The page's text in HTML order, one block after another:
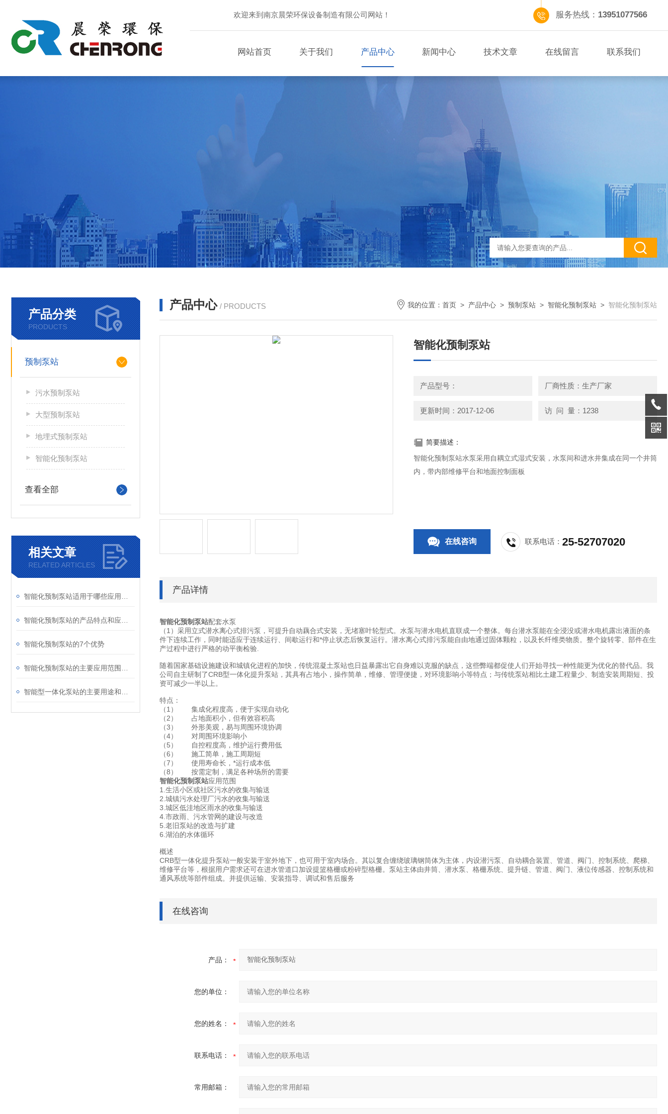
欢迎来到南京晨荣环保设备制造有限公司网站！ 服务热线： 13951077566
网站首页 关于我们 产品中心 新闻中心 技术文章 在线留言 联系我们
产品分类
PRODUCTS
预制泵站
污水预制泵站
大型预制泵站
地埋式预制泵站
智能化预制泵站
查看全部
相关文章
RELATED ARTICLES
智能化预制泵站的7个优势
产品中心 / PRODUCTS 我的位置： 首页 > 产品中心 > 预制泵站 > 智能化预制泵站 > 智能化预制泵站
智能化预制泵站
产品型号： 厂商性质：生产厂家
更新时间：2017-12-06 访 问 量：1238
简要描述：
智能化预制泵站水泵采用自耦立式湿式安装，水泵间和进水井集成在同一个井筒
内，带内部维修平台和地面控制面板
在线咨询 联系电话： 25-52707020
产品详情
智能化预制泵站配套水泵
（1）采用立式潜水离心式排污泵，可提升自动藕合式安装，无堵塞叶轮型式。水泵与潜水电机直联成一个整体。每台潜水泵能在全浸没或潜水电机露出液面的条
件下连续工作，同时能适应于连续运行、间歇运行和*停止状态后恢复运行。潜水离心式排污泵能自由地通过固体颗粒，以及长纤维类物质。整个旋转零、部件在生
产过程中进行严格的动平衡检验.
随着国家基础设施建设和城镇化进程的加快，传统混凝土泵站也日益暴露出它自身难以克服的缺点，这些弊端都促使人们开始寻找一种性能更为优化的替代品。我
公司自主研制了CRB型一体化提升泵站，其具有占地小，操作简单，维修、管理便捷，对环境影响小等特点；与传统泵站相比土建工程量少、制造安装周期短、投
资可减少一半以上。
特点：
（1） 集成化程度高，便于实现自动化
（2） 占地面积小，但有效容积高
（3） 外形美观，易与周围环境协调
（4） 对周围环境影响小
（5） 自控程度高，维护运行费用低
（6） 施工简单，施工周期短
（7） 使用寿命长，*运行成本低
（8） 按需定制，满足各种场所的需要
智能化预制泵站应用范围
1.生活小区或社区污水的收集与输送
2.城镇污水处理厂污水的收集与输送
3.城区低洼地区雨水的收集与输送
4.市政雨、污水管网的建设与改造
5.老旧泵站的改造与扩建
6.湖泊的水体循环
概述
CRB型一体化提升泵站一般安装于室外地下，也可用于室内场合。其以复合缠绕玻璃钢筒体为主体，内设潜污泵、自动耦合装置、管道、阀门、控制系统、爬梯、
维修平台等，根据用户需求还可在进水管道口加设提篮格栅或粉碎型格栅。泵站主体由井筒、潜水泵、格栅系统、提升链、管道、阀门、液位传感器、控制系统和
通风系统等部件组成。并提供运输、安装指导、调试和售后服务
在线咨询
产品：
您的单位：
您的姓名：
联系电话：
常用邮箱：